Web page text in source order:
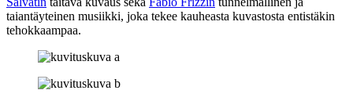
taiantäyteinen musiikki, joka tekee kauheasta kuvastosta entistäkin
tehokkaampaa.